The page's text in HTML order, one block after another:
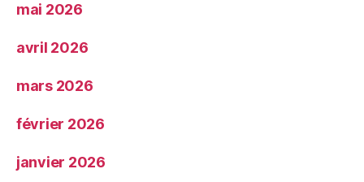
mai 2026
avril 2026
mars 2026
février 2026
janvier 2026